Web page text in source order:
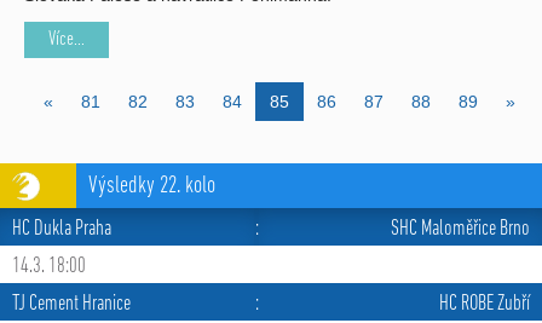
Více...
« 81 82 83 84 85 86 87 88 89 »
Výsledky 22. kolo
HC Dukla Praha :
SHC Maloměřice Brno
14.3. 18:00
TJ Cement Hranice
:
HC ROBE Zubří